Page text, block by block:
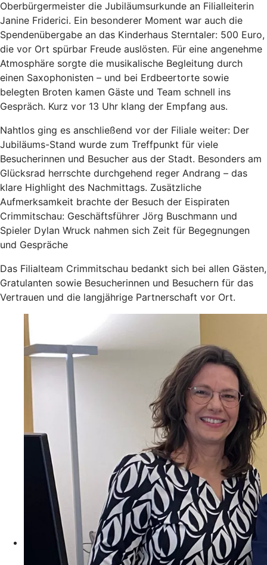
Oberbürgermeister die Jubiläumsurkunde an Filialleiterin
Janine Friderici. Ein besonderer Moment war auch die
Spendenübergabe an das Kinderhaus Sterntaler: 500 Euro,
die vor Ort spürbar Freude auslösten. Für eine angenehme
Atmosphäre sorgte die musikalische Begleitung durch
einen Saxophonisten – und bei Erdbeertorte sowie
belegten Broten kamen Gäste und Team schnell ins
Gespräch. Kurz vor 13 Uhr klang der Empfang aus.
Nahtlos ging es anschließend vor der Filiale weiter: Der
Jubiläums-Stand wurde zum Treffpunkt für viele
Besucherinnen und Besucher aus der Stadt. Besonders am
Glücksrad herrschte durchgehend reger Andrang – das
klare Highlight des Nachmittags. Zusätzliche
Aufmerksamkeit brachte der Besuch der Eispiraten
Crimmitschau: Geschäftsführer Jörg Buschmann und
Spieler Dylan Wruck nahmen sich Zeit für Begegnungen
und Gespräche
Das Filialteam Crimmitschau bedankt sich bei allen Gästen,
Gratulanten sowie Besucherinnen und Besuchern für das
Vertrauen und die langjährige Partnerschaft vor Ort.